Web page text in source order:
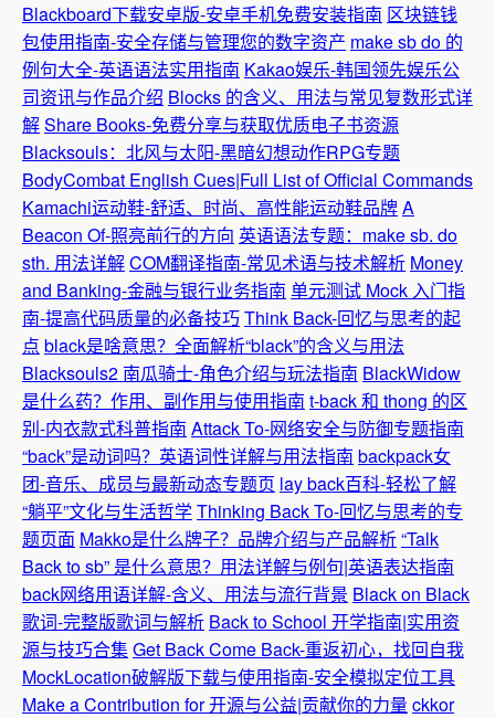
Blackboard下载安卓版-安卓手机免费安装指南 区块链钱
包使用指南-安全存储与管理您的数字资产 make sb do 的
例句大全-英语语法实用指南 Kakao娱乐-韩国领先娱乐公
司资讯与作品介绍 Blocks 的含义、用法与常见复数形式详
解Share Books-免费分享与获取优质电子书资源
Blacksouls：北风与太阳-黑暗幻想动作RPG专题
BodyCombat English Cues|Full List of Official Commands
Kamachi运动鞋-舒适、时尚、高性能运动鞋品牌A
Beacon Of-照亮前行的方向 英语语法专题：make sb. do
sth. 用法详解COM翻译指南-常见术语与技术解析 Money
and Banking-金融与银行业务指南 单元测试 Mock 入门指
南-提高代码质量的必备技巧Think Back-回忆与思考的起
点 black是啥意思？全面解析“black”的含义与用法
Blacksouls2 南瓜骑士-角色介绍与玩法指南 BlackWidow
是什么药？作用、副作用与使用指南 t-back 和 thong 的区
别-内衣款式科普指南 Attack To-网络安全与防御专题指南
“back”是动词吗？英语词性详解与用法指南 backpack女
团-音乐、成员与最新动态专题页 lay back百科-轻松了解
“躺平”文化与生活哲学Thinking Back To-回忆与思考的专
题页面 Makko是什么牌子？品牌介绍与产品解析“Talk
Back to sb” 是什么意思？用法详解与例句|英语表达指南
back网络用语详解-含义、用法与流行背景 Black on Black
歌词-完整版歌词与解析 Back to School 开学指南|实用资
源与技巧合集Get Back Come Back-重返初心，找回自我
MockLocation破解版下载与使用指南-安全模拟定位工具
Make a Contribution for 开源与公益|贡献你的力量ckkor